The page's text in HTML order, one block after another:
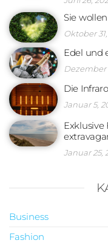
Sie
Oktober
Edel und
Dezember
Die
Januar 5,
Exklusive
Januar 25,
Business
Fashion